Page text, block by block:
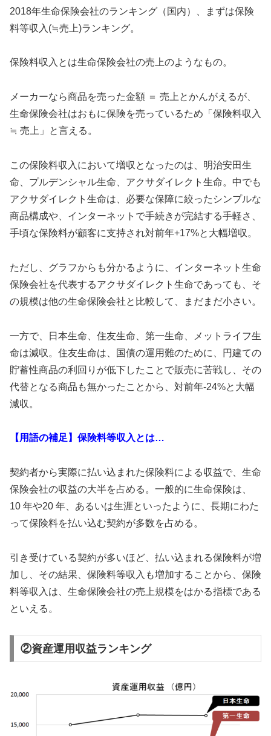
2018年生命保険会社のランキング（国内）、まずは保険
料等収入(≒売上)ランキング。
保険料収入とは生命保険会社の売上のようなもの。
メーカーなら商品を売った金額 ＝ 売上とかんがえるが、
生命保険会社はおもに保険を売っているため「保険料収入
≒ 売上」と言える。
この保険料収入において増収となったのは、明治安田生
命、プルデンシャル生命、アクサダイレクト生命。中でも
アクサダイレクト生命は、必要な保障に絞ったシンプルな
商品構成や、インターネットで手続きが完結する手軽さ、
手頃な保険料が顧客に支持され対前年+17%と大幅増収。
ただし、グラフからも分かるように、インターネット生命
保険会社を代表するアクサダイレクト生命であっても、そ
の規模は他の生命保険会社と比較して、まだまだ小さい。
一方で、日本生命、住友生命、第一生命、メットライフ生
命は減収。住友生命は、国債の運用難のために、円建ての
貯蓄性商品の利回りが低下したことで販売に苦戦し、その
代替となる商品も無かったことから、対前年-24%と大幅
減収。
【用語の補足】保険料等収入とは…
契約者から実際に払い込まれた保険料による収益で、生命
保険会社の収益の大半を占める。一般的に生命保険は、
10 年や20 年、あるいは生涯といったように、長期にわた
って保険料を払い込む契約が多数を占める。
引き受けている契約が多いほど、払い込まれる保険料が増
加し、その結果、保険料等収入も増加することから、保険
料等収入は、生命保険会社の売上規模をはかる指標である
といえる。
②資産運用収益ランキング